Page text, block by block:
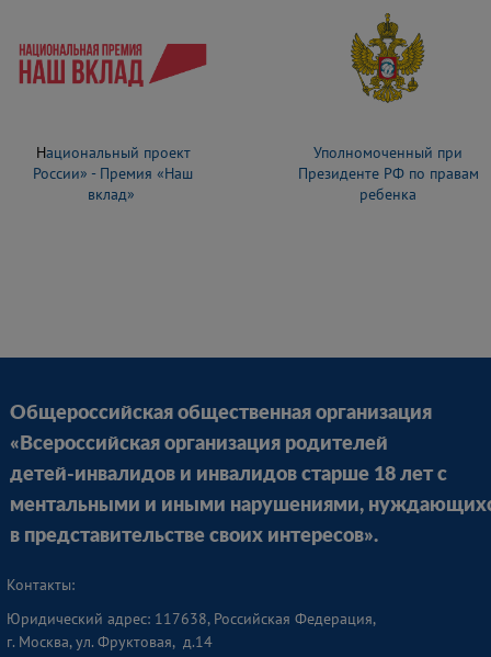
Уполномоченный при
Президенте РФ по правам
ребенка
Национальный проект
России» - Премия «Наш
вклад»
Общероссийская общественная организация
«Всероссийская организация родителей
детей-инвалидов и инвалидов старше 18 лет с
ментальными и иными нарушениями,
в представительстве своих интересов».
Контакты:
Юридический адрес: 117638, Российская Федерация,
г. Москва, ул. Фруктовая, д.14